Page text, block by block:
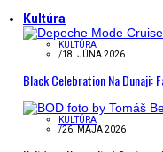
Kultúra
KULTÚRA
/18. JÚNA 2026
Black Celebration Na Dunaji:
KULTÚRA
/26. MÁJA 2026